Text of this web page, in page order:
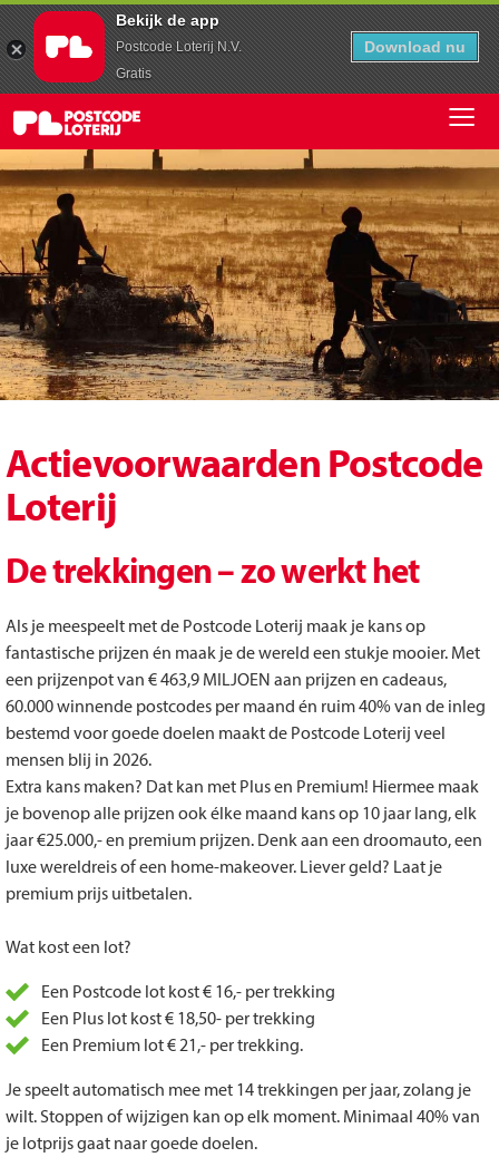
Bekijk de app
Postcode Loterij N.V.
Gratis
Download nu
Actievoorwaarden Postcode
Loterij
De trekkingen – zo werkt het
Als je meespeelt met de Postcode Loterij maak je kans op
fantastische prijzen én maak je de wereld een stukje mooier. Met
een prijzenpot van € 463,9 MILJOEN aan prijzen en cadeaus,
60.000 winnende postcodes per maand én ruim 40% van de inleg
bestemd voor goede doelen maakt de Postcode Loterij veel
mensen blij in 2026.
Extra kans maken? Dat kan met Plus en Premium! Hiermee maak
je bovenop alle prijzen ook élke maand kans op 10 jaar lang, elk
jaar €25.000,- en premium prijzen. Denk aan een droomauto, een
luxe wereldreis of een home-makeover. Liever geld? Laat je
premium prijs uitbetalen.
Wat kost een lot?
Een Postcode lot kost € 16,- per trekking
Een Plus lot kost € 18,50- per trekking
Een Premium lot € 21,- per trekking.
Je speelt automatisch mee met 14 trekkingen per jaar, zolang je
wilt. Stoppen of wijzigen kan op elk moment. Minimaal 40% van
je lotprijs gaat naar goede doelen.